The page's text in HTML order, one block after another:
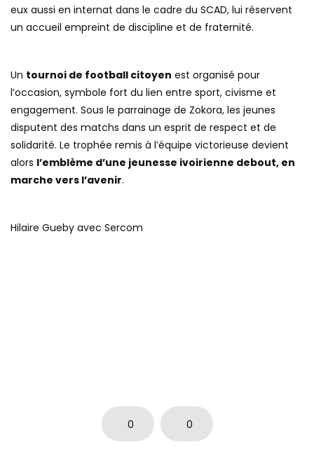
eux aussi en internat dans le cadre du SCAD, lui réservent
un accueil empreint de discipline et de fraternité.
Un tournoi de football citoyen est organisé pour
l’occasion, symbole fort du lien entre sport, civisme et
engagement. Sous le parrainage de Zokora, les jeunes
disputent des matchs dans un esprit de respect et de
solidarité. Le trophée remis à l’équipe victorieuse devient
alors l’emblème d’une jeunesse ivoirienne debout, en
marche vers l’avenir.
Hilaire Gueby avec Sercom
0 0